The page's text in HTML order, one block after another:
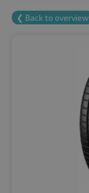
❮ Back to overview